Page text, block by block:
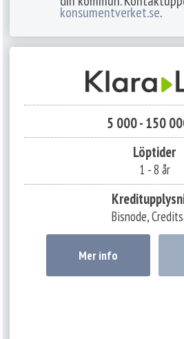
konsumentverket.se.
5 000 - 150
Löptider
1 - 8 år
Bisnode,
Mer info